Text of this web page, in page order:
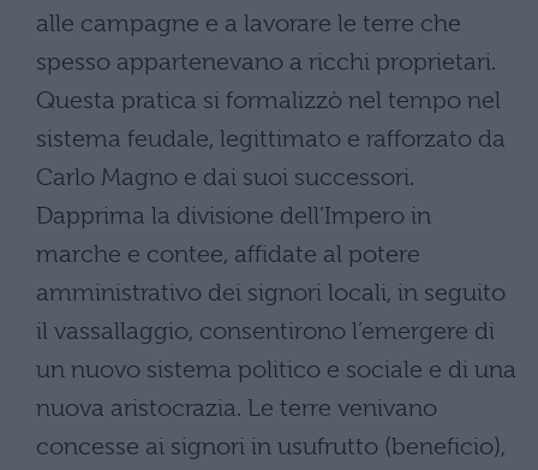
alle campagne e a lavorare le terre che
spesso appartenevano a ricchi proprietari.
Questa pratica si formalizzò nel tempo nel
sistema feudale, legittimato e rafforzato da
Carlo Magno e dai suoi successori.
Dapprima la divisione dell’Impero in
marche e contee, affidate al potere
amministrativo dei signori locali, in seguito
il vassallaggio, consentirono l’emergere di
un nuovo sistema politico e sociale e di una
nuova aristocrazia. Le terre venivano
concesse ai signori in usufrutto (beneficio),